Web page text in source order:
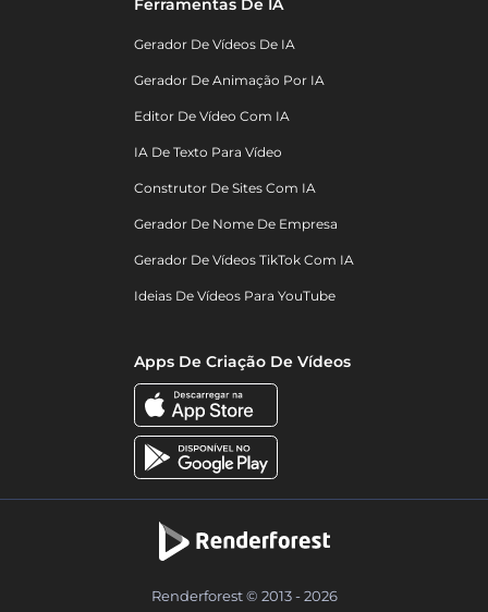
Ferramentas De IA
Gerador De Vídeos De IA
Gerador De Animação Por IA
Editor De Vídeo Com IA
IA De Texto Para Vídeo
Construtor De Sites Com IA
Gerador De Nome De Empresa
Gerador De Vídeos TikTok Com IA
Ideias De Vídeos Para YouTube
Apps De Criação De Vídeos
Renderforest © 2013 - 2026